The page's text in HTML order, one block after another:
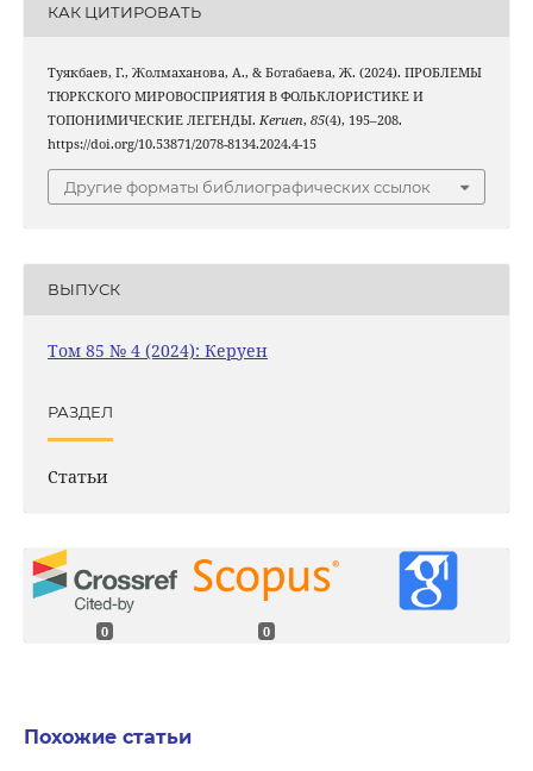
КАК ЦИТИРОВАТЬ
Туякбаев, Г., Жолмаханова, А., & Ботабаева, Ж. (2024). ПРОБЛЕМЫ
ТЮРКСКОГО МИРОВОСПРИЯТИЯ В ФОЛЬКЛОРИСТИКЕ И
ТОПОНИМИЧЕСКИЕ ЛЕГЕНДЫ. Keruen, 85(4), 195–208.
https://doi.org/10.53871/2078-8134.2024.4-15
Другие форматы библиографических ссылок
ВЫПУСК
Том 85 № 4 (2024): Керуен
РАЗДЕЛ
Статьи
0 0
Похожие статьи